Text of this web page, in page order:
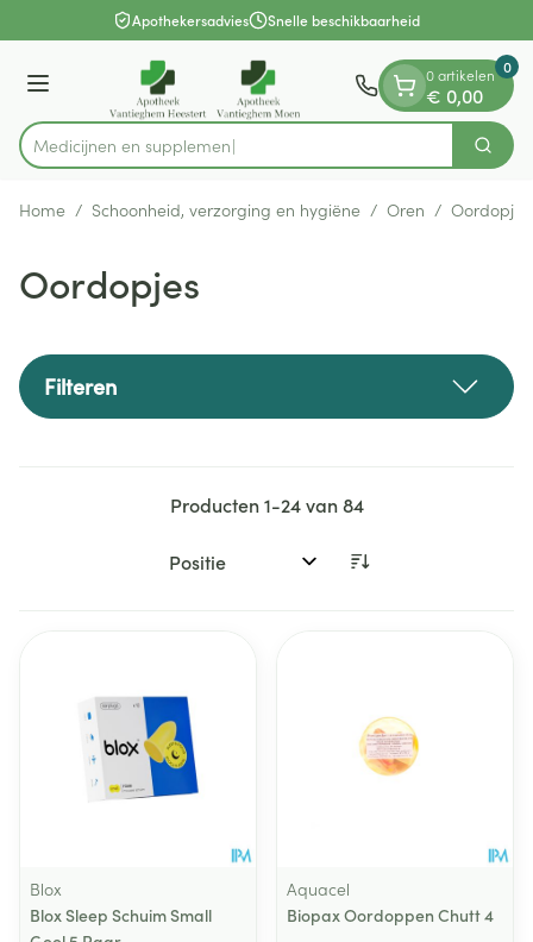
Ga naar de inhoudApothekersadvies Snelle beschikbaarheid
Menu
Product, merk, categorie...
M Zoek
0 artikelen
€ 0,00
0
Home / Schoonheid, verzorging en hygiëne / Oren / Oordopjes
Oordopjes
Filteren
Producten1-24van84
Sorteer op:
Blox
Blox Sleep Schuim Small
Aquacel
Biopax Oordoppen Chutt 4